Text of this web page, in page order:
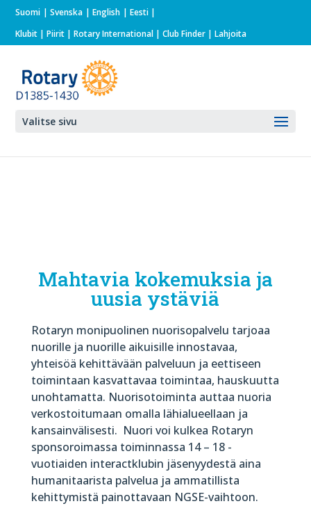
Suomi Svenska English
Eesti
Klubit |Piirit |Rotary International | Club Finder | Lahjoita
Valitse sivu
Mahtavia kokemuksia ja
uusia ystäviä
Rotaryn monipuolinen nuorisopalvelu tarjoaa
nuorille ja nuorille aikuisille innostavaa,
yhteisöä kehittävään palveluun ja eettiseen
toimintaan kasvattavaa toimintaa, hauskuutta
unohtamatta. Nuorisotoiminta auttaa nuoria
verkostoitumaan omalla lähialueellaan ja
kansainvälisesti. Nuori voi kulkea Rotaryn
sponsoroimassa toiminnassa 14 – 18 -
vuotiaiden interactklubin jäsenyydestä aina
humanitaarista palvelua ja ammatillista
kehittymistä painottavaan NGSE-vaihtoon.